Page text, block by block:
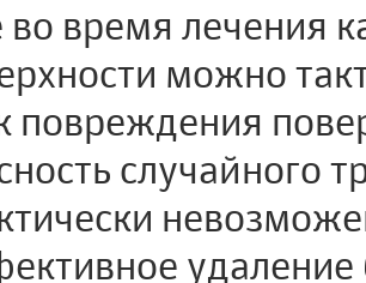
время лечения
можно
повреждения
случайного
удаление